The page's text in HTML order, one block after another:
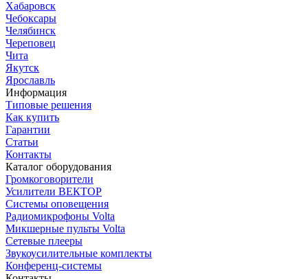
Хабаровск
Чебоксары
Челябинск
Череповец
Чита
Якутск
Ярославль
Информация
Типовые решения
Как купить
Гарантии
Статьи
Контакты
Каталог оборудования
Громкоговорители
Усилители ВЕКТОР
Системы оповещения
Радиомикрофоны Volta
Микшерные пульты Volta
Сетевые плееры
Звукоусилительные комплекты
Конференц-системы